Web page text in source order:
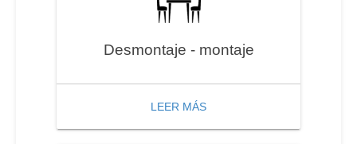
Desmontaje - montaje
LEER MÁS